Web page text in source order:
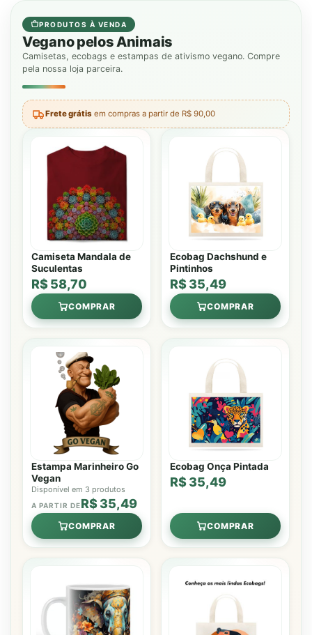
PRODUTOS À VENDA
Vegano pelos Animais
Camisetas, ecobags e estampas de ativismo vegano. Compre
pela nossa loja parceira.
Frete grátis em compras a partir de R$ 90,00
Camiseta Mandala de
Suculentas
R$ 58,70
COMPRAR
Ecobag Dachshund e
Pintinhos
R$ 35,49
COMPRAR
Estampa Marinheiro Go
Vegan
Disponível em 3 produtos
A PARTIR DER$ 35,49
COMPRAR
Ecobag Onça Pintada
R$ 35,49
COMPRAR